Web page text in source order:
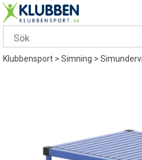
Klubbensport>Simning>